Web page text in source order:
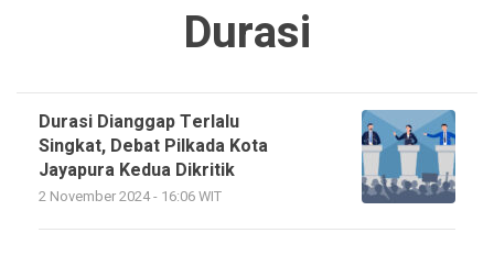
Durasi
Durasi Dianggap Terlalu
Singkat, Debat Pilkada Kota
Jayapura Kedua Dikritik
2 November 2024 - 16:06 WIT